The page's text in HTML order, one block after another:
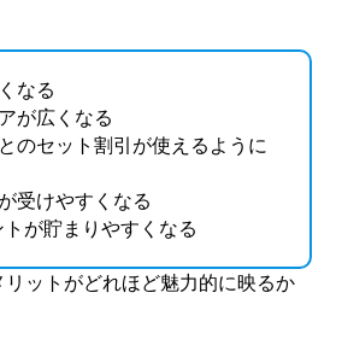
なる
が広くなる
のセット割引が使えるように
受けやすくなる
が貯まりやすくなる
ットがどれほど魅力的に映るか